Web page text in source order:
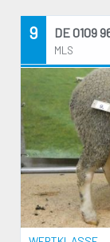
9 DE 0109
MLS